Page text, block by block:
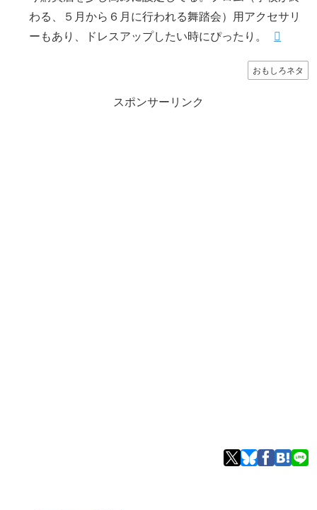
わる、５月から６月に行われる舞踏会）用アクセサリ
ーもあり、ドレスアップしたい時にぴったり。
おもしろネタ
スポンサーリンク